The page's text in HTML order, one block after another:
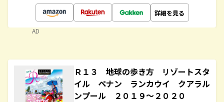
詳細を見る
AD
Ｒ１３ 地球の歩き方 リゾートスタ
イル ペナン ランカウイ クアラル
ンプール ２０１９～２０２０